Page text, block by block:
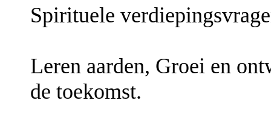
Spirituele
Leren aarden, Groei en
de toekomst.